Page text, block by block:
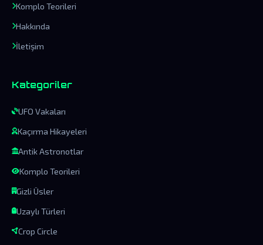
Komplo Teorileri
Hakkında
İletişim
Kategoriler
UFO Vakaları
Kaçırma Hikayeleri
Antik Astronotlar
Komplo Teorileri
Gizli Üsler
Uzaylı Türleri
Crop Circle